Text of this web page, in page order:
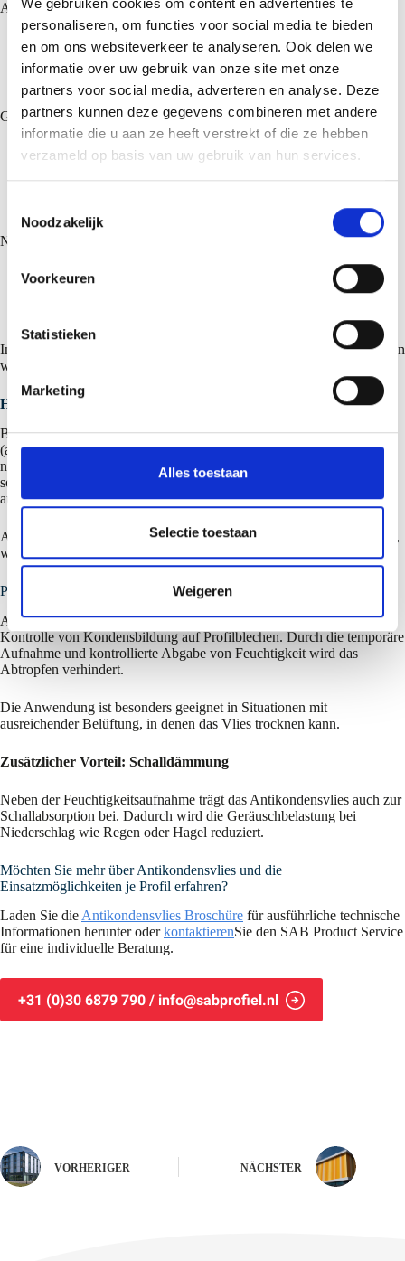
personaliseren, om functies voor social media te bieden
en om ons websiteverkeer te analyseren. Ook delen we
informatie over uw gebruik van onze site met onze
partners voor social media, adverteren en analyse. Deze
partners kunnen deze gegevens combineren met andere
informatie die u aan ze heeft verstrekt of die ze hebben
verzameld op basis van uw gebruik van hun services.
e
m
n
s
e
c
i
e
Noodzakelijk
Voorkeuren
Statistieken
Marketing
Alles toestaan
Selectie toestaan
Weigeren
Antikondensvlies kann eingesetzt werden bei:
Kaltdachpaneelen;
Warmdachpaneelen;
Fassadenpaneelen.
Geeignet für:
Innenanwendungen;
Nicht geeignet für:
Räume mit dauerhaft hoher Luftfeuchtigkeit;
In diesen Fällen kann die aufgenommene Feuchtigkeit nicht abgegeben
werden, wodurch die Wirksamkeit eingeschränkt ist.
Hinweise zur Verarbeitung
Bei Stirnüberlappungen und an den Enden oberhalb der Dachrinne
(auf einer Breite von 200 mm) muss das Antikondensvlies
nachbehandelt werden, indem es mit einem Heißluftföhn erhitzt wird,
sodass die Fasern lokal verschmelzen und dadurch kein Wasser von
außen aufgenommen werden kann.
Alternativ kann das Vlies mit einer wasserabweisenden Beschichtung,
wie z. B. klarem PVC-Lack, behandelt werden.
Praktische Lösung zur Kondensationskontrolle
Antikondensvlies bietet eine einfache und effektive Lösung zur
Kontrolle von Kondensbildung auf Profilblechen. Durch die temporäre
Aufnahme und kontrollierte Abgabe von Feuchtigkeit wird das
Abtropfen verhindert.
Die Anwendung ist besonders geeignet in Situationen mit
ausreichender Belüftung, in denen das Vlies trocknen kann.
Zusätzlicher Vorteil: Schalldämmung
Neben der Feuchtigkeitsaufnahme trägt das Antikondensvlies auch zur
Schallabsorption bei. Dadurch wird die Geräuschbelastung bei
Niederschlag wie Regen oder Hagel reduziert.
Möchten Sie mehr über Antikondensvlies und die
Einsatzmöglichkeiten je Profil erfahren?
Laden Sie die Antikondensvlies Broschüre für ausführliche technische
Informationen herunter oderkontaktierenSie den SAB Product Service
für eine individuelle Beratung.
+31 (0)30 6879 790 / info@sabprofiel.nl
VORHERIGER NÄCHSTER